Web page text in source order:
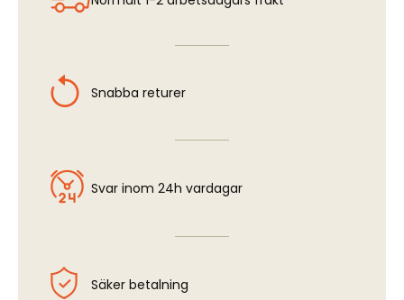
Snabba returer
Svar inom 24h vardagar
Säker betalning